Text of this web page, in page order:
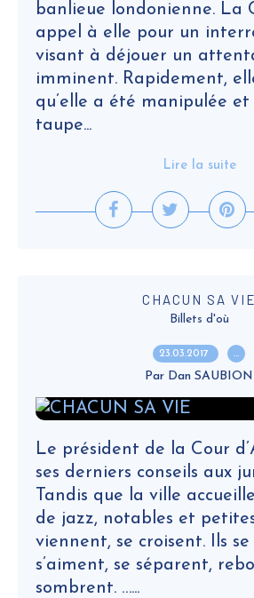
banlieue londonienne. La
appel à elle pour un
visant à déjouer un
imminent. Rapidement,
qu’elle a été manipulée et
taupe...
Lire la suite
CHACUN SA VIE
Billets d'où
23.03.2017 …
Par Dan SAUBION
Le président de la Cour
ses derniers conseils aux
Tandis que la ville
de jazz, notables et
viennent, se croisent. Ils
s’aiment, se séparent,
sombrent. …...